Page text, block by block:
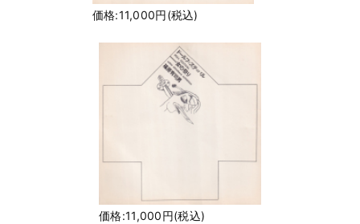
価格:11,000円(税込)
価格:11,000円(税込)